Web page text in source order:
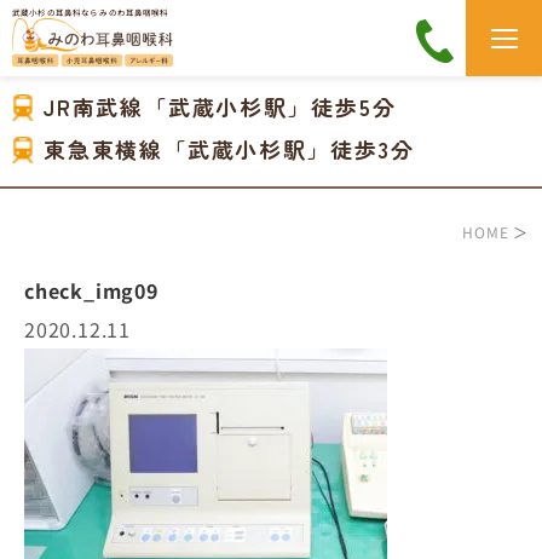
武蔵小杉の耳鼻科なら みのわ耳鼻咽喉科
JR南武線「武蔵小杉駅」徒歩5分
東急東横線「武蔵小杉駅」徒歩3分
HOME ＞
check_img09
2020.12.11